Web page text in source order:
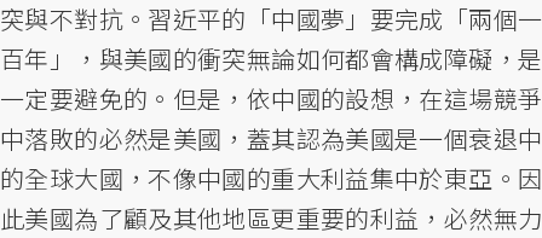
突與不對抗。習近平的「中國夢」要完成「兩個一
百年」，與美國的衝突無論如何都會構成障礙，是
一定要避免的。但是，依中國的設想，在這場競爭
中落敗的必然是美國，蓋其認為美國是一個衰退中
的全球大國，不像中國的重大利益集中於東亞。因
此美國為了顧及其他地區更重要的利益，必然無力